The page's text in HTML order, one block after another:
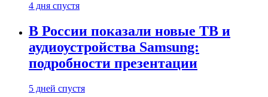
4 дня спустя
В России показали новые ТВ и
аудиоустройства Samsung:
подробности презентации
5 дней спустя